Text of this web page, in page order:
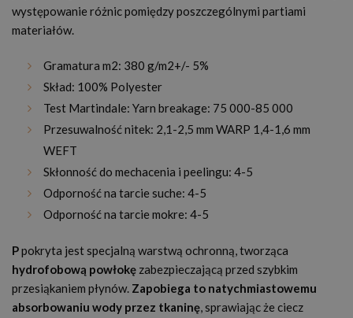
występowanie różnic pomiędzy poszczególnymi partiami
materiałów.
Gramatura m2: 380 g/m2+/- 5%
Skład: 100% Polyester
Test Martindale: Yarn breakage: 75 000-85 000
Przesuwalność nitek: 2,1-2,5 mm WARP 1,4-1,6 mm
WEFT
Skłonność do mechacenia i peelingu: 4-5
Odporność na tarcie suche: 4-5
Odporność na tarcie mokre: 4-5
Ppokryta jest specjalną warstwą ochronną, tworząca
hydrofobową powłokę zabezpieczającą przed szybkim
przesiąkaniem płynów. Zapobiega to natychmiastowemu
absorbowaniu wody przez tkaninę, sprawiając że ciecz